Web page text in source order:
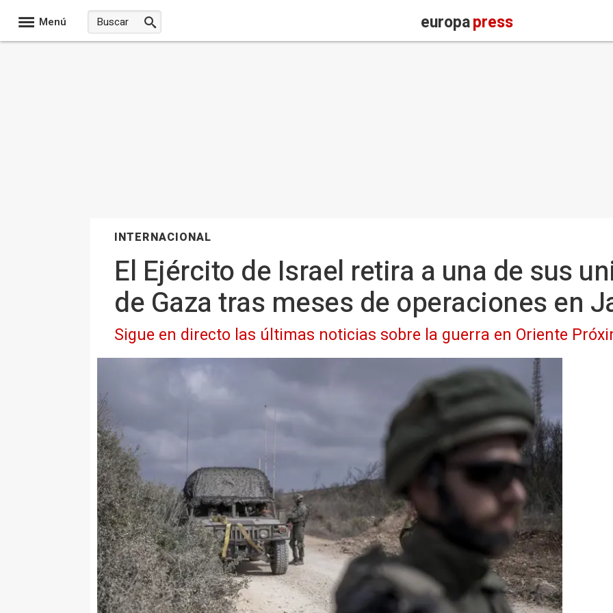
Menú europapress
INTERNACIONAL
El Ejército de Israel retira a una de sus
de Gaza tras meses de operaciones en
Sigue en directo las últimas noticias sobre la guerra en Oriente